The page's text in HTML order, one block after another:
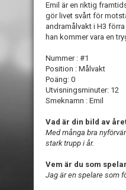
Emil är en riktig
gör livet svårt för
andramålvakt i H3
han kommer vara en
Nummer : #1
Position : Målvakt
Poäng: 0
Utvisningsminuter: 12
Smeknamn : Emil
Vad är din bild av
Med många bra
stark trupp i år.
Vem är du som
Jag är en spelare som